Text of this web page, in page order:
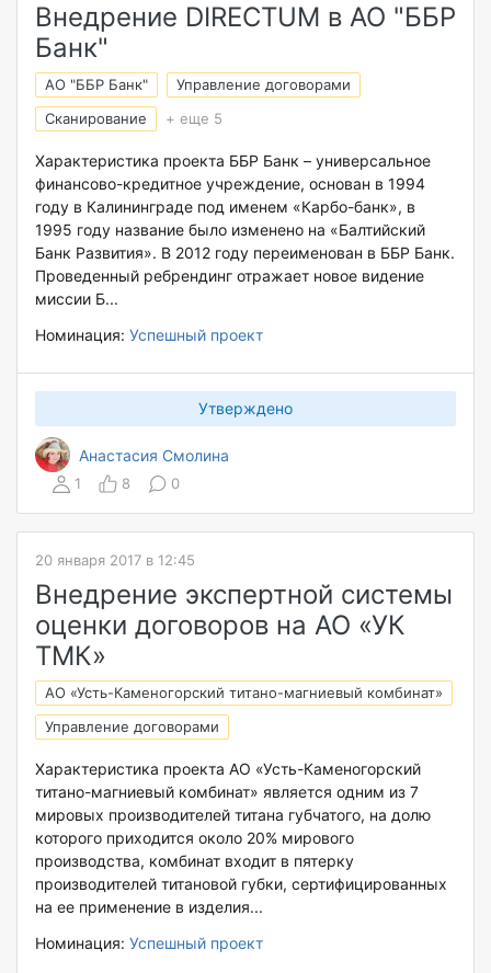
Внедрение DIRECTUM в АО "ББР
Банк"
АО "ББР Банк"
Управление договорами
Сканирование
+ еще 5
Характеристика проекта ББР Банк – универсальное
финансово-кредитное учреждение, основан в 1994
году в Калининграде под именем «Карбо-банк», в
1995 году название было изменено на «Балтийский
Банк Развития». В 2012 году переименован в ББР Банк.
Проведенный ребрендинг отражает новое видение
миссии Б...
Номинация: Успешный проект
Анастасия Смолина
Утверждено
1 8 0
20 января 2017 в 12:45
Внедрение экспертной системы
оценки договоров на АО «УК
ТМК»
АО «Усть-Каменогорский титано-магниевый комбинат»
Управление договорами
Характеристика проекта АО «Усть-Каменогорский
титано-магниевый комбинат» является одним из 7
мировых производителей титана губчатого, на долю
которого приходится около 20% мирового
производства, комбинат входит в пятерку
производителей титановой губки, сертифицированных
на ее применение в изделия...
Номинация: Успешный проект